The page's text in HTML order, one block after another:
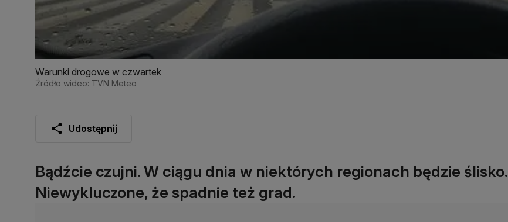
Warunki drogowe w czwartek
Źródło wideo: TVN Meteo
Udostępnij
Bądźcie czujni. W ciągu dnia w niektórych regionach będzie ślisko.
Niewykluczone, że spadnie też grad.